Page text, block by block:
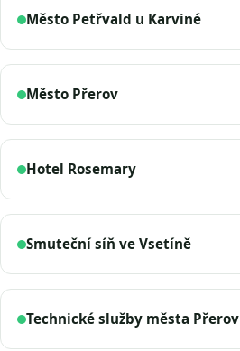
Město Petřvald u Karviné
Město Přerov
Hotel Rosemary
Smuteční síň ve Vsetíně
Technické služby města Přerov